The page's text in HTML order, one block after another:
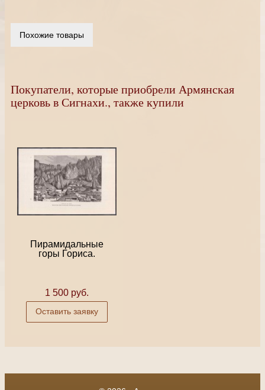
Похожие товары
Покупатели, которые приобрели Армянская
церковь в Сигнахи., также купили
Пирамидальные
горы Гориса.
1 500 руб.
Оставить заявку